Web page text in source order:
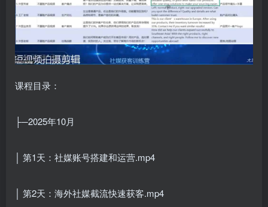
课程目录：
├─2025年10月
│ 第1天：社媒账号搭建和运营.mp4
│ 第2天：海外社媒截流快速获客.mp4